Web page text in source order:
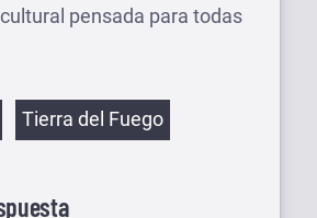
pensada para todas
Tierra del Fuego